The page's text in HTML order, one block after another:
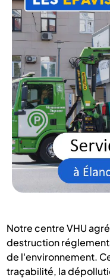
Notre centre VHU
destruction
de l'environnement.
traçabilité, la